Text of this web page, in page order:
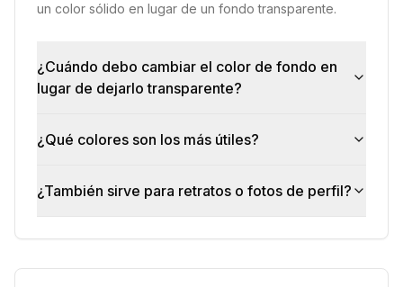
un color sólido en lugar de un fondo transparente.
¿Cuándo debo cambiar el color de fondo en
lugar de dejarlo transparente?
¿Qué colores son los más útiles?
¿También sirve para retratos o fotos de perfil?